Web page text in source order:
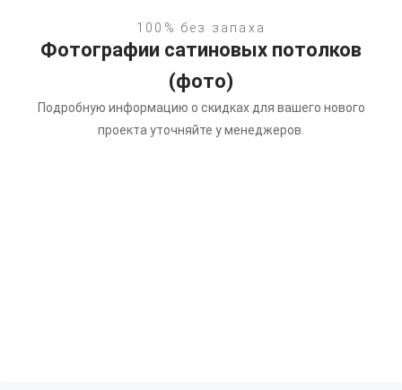
100% без запаха
Фотографии сатиновых потолков
(фото)
Подробную информацию о скидках для вашего нового
проекта уточняйте у менеджеров.